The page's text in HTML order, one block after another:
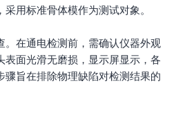
用标准骨体模作为测试对象。
。在通电检测前，需确认仪器外观
表面光滑无磨损，显示屏显示，各
骤旨在排除物理缺陷对检测结果的